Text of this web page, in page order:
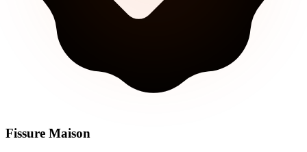
Fissure Maison